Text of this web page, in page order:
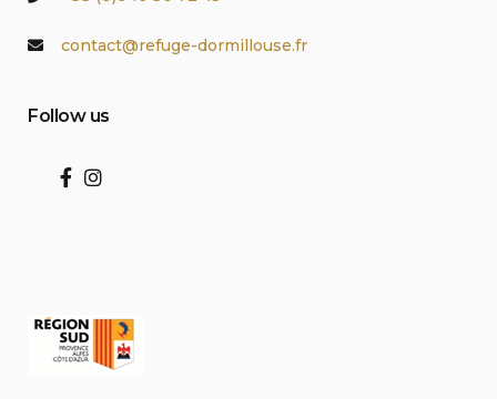
contact@refuge-dormillouse.fr
Follow us